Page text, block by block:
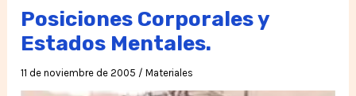
Vida
Posiciones Corporales y
Estados Mentales.
11 de noviembre de 2005 /Materiales